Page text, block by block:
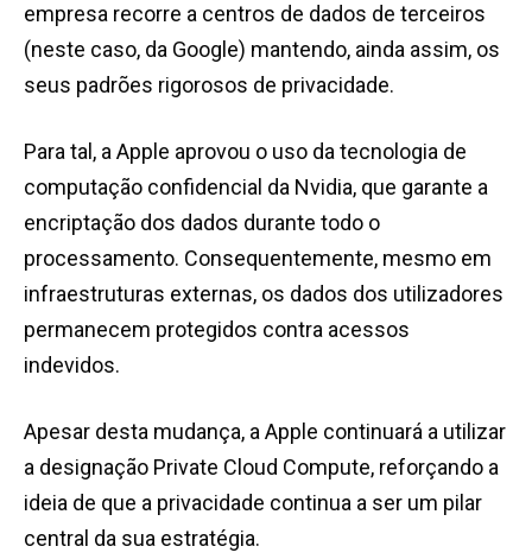
empresa recorre a centros de dados de terceiros
(neste caso, da Google) mantendo, ainda assim, os
seus padrões rigorosos de privacidade.
Para tal, a Apple aprovou o uso da tecnologia de
computação confidencial da Nvidia, que garante a
encriptação dos dados durante todo o
processamento. Consequentemente, mesmo em
infraestruturas externas, os dados dos utilizadores
permanecem protegidos contra acessos
indevidos.
Apesar desta mudança, a Apple continuará a utilizar
a designação Private Cloud Compute, reforçando a
ideia de que a privacidade continua a ser um pilar
central da sua estratégia.